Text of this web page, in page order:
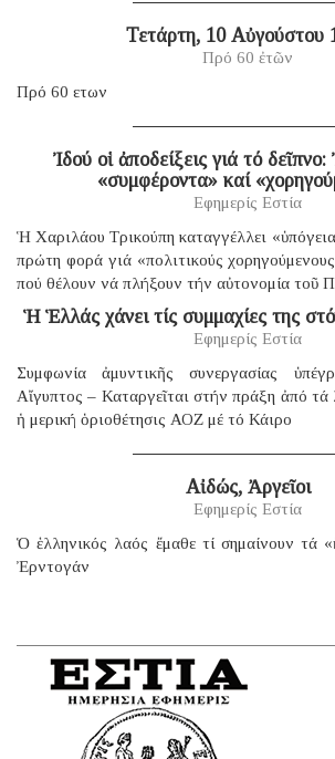
Τετάρτη, 10 Αὐγούστου
Πρό 60 ἐτῶν
Πρό 60 ετων
Ἰδού οἱ ἀποδείξεις γιά τό
«συμφέροντα» καί
Εφημερίς Εστία
Ἡ Χαριλάου Τρικούπη καταγγέλλει «ὑπόγεια
πρώτη φορά γιά «πολιτικούς
πού θέλουν νά πλήξουν τήν αὐτονομία
Ἡ Ἑλλάς χάνει τίς συμμαχίες της
Εφημερίς Εστία
Συμφωνία ἀμυντικῆς συνεργασίας
Αἴγυπτος – Καταργεῖται στήν πράξη ἀπό
ἡ μερική ὁριοθέτησις ΑΟΖ μέ τό Κάιρο
Αἰδώς, Ἀργεῖοι
Εφημερίς Εστία
Ὁ ἑλληνικός λαός ἔμαθε τί σημαίνουν τά
Ἐρντογάν